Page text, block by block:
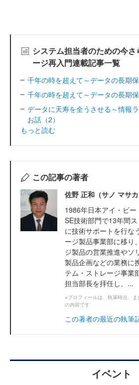
システム担当者のための今
ージ再入門連載記事一覧
千年の時を超えて～データの長期保
千年の時を超えて～データの長期保
データに天寿を全うさせる～情報
お話（2）
もっと読む
この記事の著者
佐野 正和（サノ マサカ
1986年日本アイ・ビ
SE技術部門で13年間
に技術サポートを行な
ージ製品事業部に移り
ジ製品の営業推進やソ
製品企画などの業務に
テム・ストレージ事業
担当部長を拝任し、...
※プロフィールは、執筆時点、
の内容です
この著者の最近の執筆
イベント